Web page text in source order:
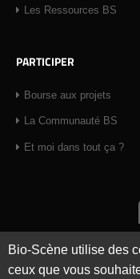
Les Ressources BS
PARTICIPER
Bourse aux projets
La Communauté BS
Et moi dans tout ça ?
Copyright © 2026 Bio-
En utilisant ce site vous
Bio-Scène utilise des
ceux que vous